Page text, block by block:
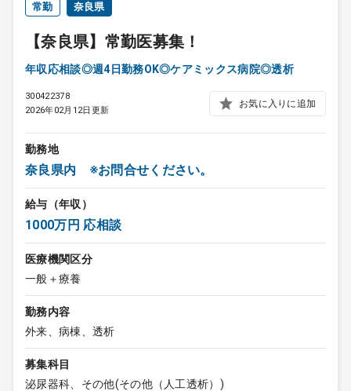
常勤 奈良県
【奈良県】常勤医募集！
年収応相談◎週4日勤務OK◎ケアミックス病院◎透析
300422378
2026年02月12日更新
お気に入りに追加
勤務地
奈良県内 ※お問合せください。
給与（年収）
1000万円 応相談
医療機関区分
一般＋療養
勤務内容
外来、病棟、透析
募集科目
泌尿器科、その他(その他（人工透析）)